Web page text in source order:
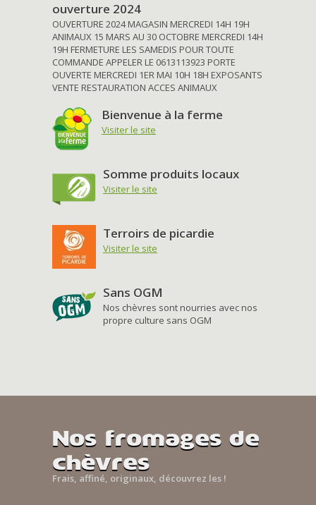
ouverture 2024
OUVERTURE 2024 MAGASIN MERCREDI 14H 19H
ANIMAUX 15 MARS AU 30 OCTOBRE MERCREDI 14H
19H FERMETURE LES SAMEDIS POUR TOUTE
COMMANDE APPELER LE 0613113923 PORTE
OUVERTE MERCREDI 1ER MAI 10H 18H EXPOSANTS
VENTE RESTAURATION ACCES ANIMAUX
Bienvenue à la ferme
Visiter le site
Somme produits locaux
Visiter le site
Terroirs de picardie
Visiter le site
Sans OGM
Nos chèvres sont nourries avec nos
propre culture sans OGM
Nos fromages de
chèvres
Frais, affiné, originaux, découvrez les !